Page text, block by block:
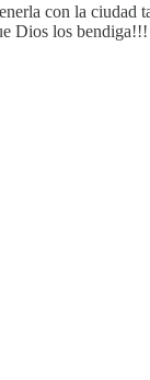
con la
Dios los bendiga!!!